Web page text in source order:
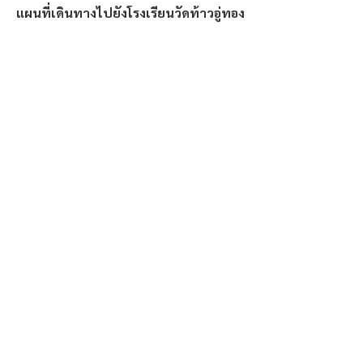
แผนที่เดินทางไปยังโรงเรียนวัดท้าวอู่ทอง